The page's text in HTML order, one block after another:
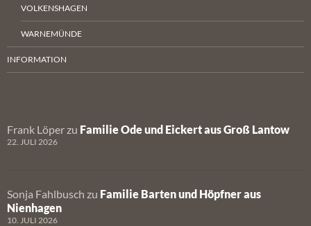
VOLKENSHAGEN
WARNEMÜNDE
INFORMATION
Frank Löper zu Familie Ode und Eickert aus Groß Lantow
22. JULI 2026
Sonja Fahlbusch zu Familie Barten und Höpfner aus
Nienhagen
10. JULI 2026